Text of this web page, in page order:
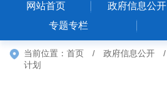
网站首页 政府信息公开
专题专栏
当前位置： 首页 / 政府信息公开 /
计划